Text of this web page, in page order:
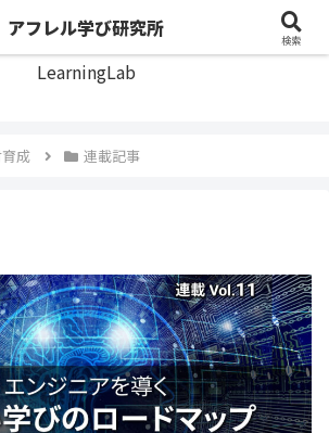
アフレル学び研究所
LearningLab
成 連載記事
アフレル学び研究所
検索